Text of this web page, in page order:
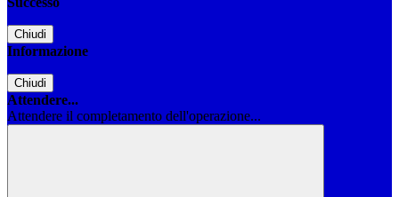
Chiudi
Informazione
Chiudi
Attendere...
Attendere il completamento dell'operazione...